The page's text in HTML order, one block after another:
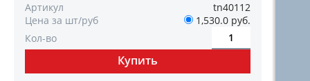
Артикул
tn40112
Цена за шт/руб
1,530.0 руб.
Кол-во